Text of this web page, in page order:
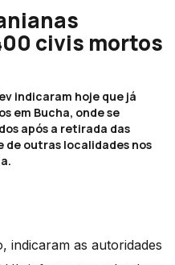
civis mortos
indicaram hoje que já
em Bucha, onde se
após a retirada das
de outras localidades nos
indicaram as autoridades